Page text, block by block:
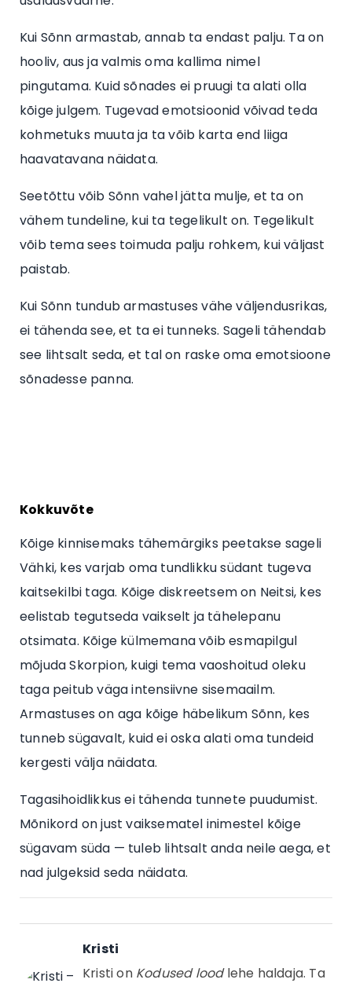
Kui Sõnn armastab, annab ta endast palju. Ta on
hooliv, aus ja valmis oma kallima nimel
pingutama. Kuid sõnades ei pruugi ta alati olla
kõige julgem. Tugevad emotsioonid võivad teda
kohmetuks muuta ja ta võib karta end liiga
haavatavana näidata.
Seetõttu võib Sõnn vahel jätta mulje, et ta on
vähem tundeline, kui ta tegelikult on. Tegelikult
võib tema sees toimuda palju rohkem, kui väljast
paistab.
Kui Sõnn tundub armastuses vähe väljendusrikas,
ei tähenda see, et ta ei tunneks. Sageli tähendab
see lihtsalt seda, et tal on raske oma emotsioone
sõnadesse panna.
Kokkuvõte
Kõige kinnisemaks tähemärgiks peetakse sageli
Vähki, kes varjab oma tundlikku südant tugeva
kaitsekilbi taga. Kõige diskreetsem on Neitsi, kes
eelistab tegutseda vaikselt ja tähelepanu
otsimata. Kõige külmemana võib esmapilgul
mõjuda Skorpion, kuigi tema vaoshoitud oleku
taga peitub väga intensiivne sisemaailm.
Armastuses on aga kõige häbelikum Sõnn, kes
tunneb sügavalt, kuid ei oska alati oma tundeid
kergesti välja näidata.
Tagasihoidlikkus ei tähenda tunnete puudumist.
Mõnikord on just vaiksematel inimestel kõige
sügavam süda — tuleb lihtsalt anda neile aega, et
nad julgeksid seda näidata.
Kristi
Kristi on Kodused loodlehe haldaja. Ta